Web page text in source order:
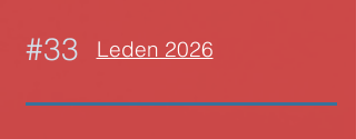
#33 Leden 2026